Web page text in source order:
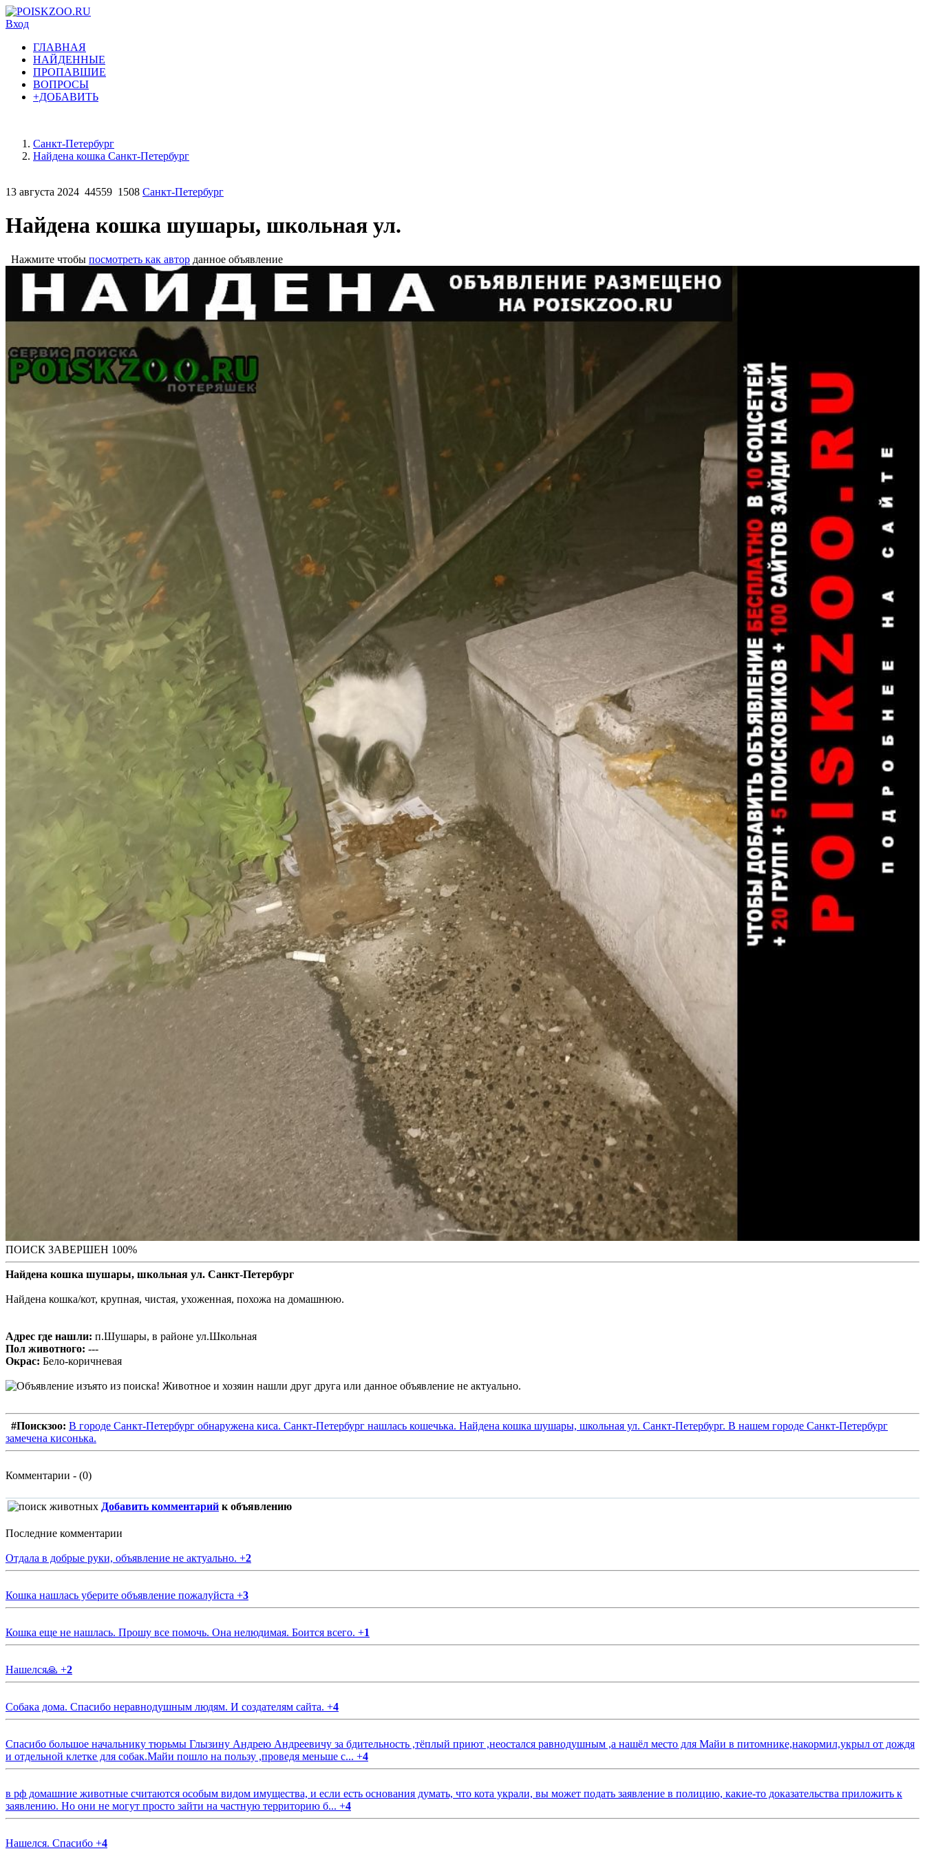
Вход
ГЛАВНАЯ
НАЙДЕННЫЕ
ПРОПАВШИЕ
ВОПРОСЫ
+ДОБАВИТЬ
Санкт-Петербург
Найдена кошка Санкт-Петербург
13 августа 2024 44559 1508 Санкт-Петербург
Найдена кошка шушары, школьная ул.
Нажмите чтобы посмотреть как автор данное объявление
ПОИСК ЗАВЕРШЕН 100%
Найдена кошка шушары, школьная ул. Санкт-Петербург
Найдена кошка/кот, крупная, чистая, ухоженная, похожа на домашнюю.
Адрес где нашли: п.Шушары, в районе ул.Школьная
Пол животного: ---
Окрас: Бело-коричневая
#Поискзоо: В городе Санкт-Петербург обнаружена киса. Санкт-Петербург нашлась кошечька. Найдена кошка шушары, школьная ул. Санкт-Петербург. В нашем городе Санкт-Петербург
замечена кисонька.
Комментарии - (0)
Добавить комментарий к объявлению
Последние комментарии
Отдала в добрые руки, объявление не актуально. +2
Кошка нашлась уберите объявление пожалуйста +3
Кошка еще не нашлась. Прошу все помочь. Она нелюдимая. Боится всего. +1
Нашелся🙏 +2
Собака дома. Спасибо неравнодушным людям. И создателям сайта. +4
Спасибо большое начальнику тюрьмы Глызину Андрею Андреевичу за бдительность ,тёплый приют ,неостался равнодушным ,а нашёл место для Майи в питомнике,накормил,укрыл от дождя
и отдельной клетке для собак.Майи пошло на пользу ,проведя меньше с... +4
в рф домашние животные считаются особым видом имущества, и если есть основания думать, что кота украли, вы может подать заявление в полицию, какие-то доказательства приложить к
заявлению. Но они не могут просто зайти на частную территорию б... +4
Нашелся. Спасибо +4